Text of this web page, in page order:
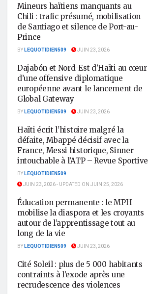
Mineurs haïtiens manquants au
Chili : trafic présumé, mobilisation
de Santiago et silence de Port-au-
Prince
BYLEQUOTIDIEN509 JUIN 23, 2026
Dajabón et Nord-Est d’Haïti au cœur
d’une offensive diplomatique
européenne avant le lancement de
Global Gateway
BYLEQUOTIDIEN509 JUIN 23, 2026
Haïti écrit l’histoire malgré la
défaite, Mbappé décisif avec la
France, Messi historique, Sinner
intouchable à l’ATP – Revue Sportive
BYLEQUOTIDIEN509
JUIN 23, 2026 - UPDATED ON JUIN 25, 2026
Éducation permanente : le MPH
mobilise la diaspora et les croyants
autour de l’apprentissage tout au
long de la vie
BYLEQUOTIDIEN509 JUIN 23, 2026
Cité Soleil : plus de 5 000 habitants
contraints à l’exode après une
recrudescence des violences